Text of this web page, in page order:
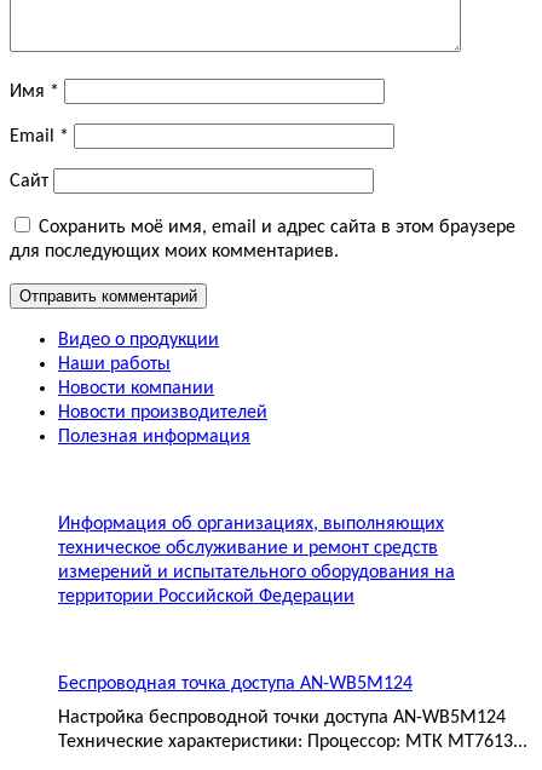
Имя *
Email *
Сайт
Сохранить моё имя, email и адрес сайта в этом браузере
для последующих моих комментариев.
Видео о продукции
Наши работы
Новости компании
Новости производителей
Полезная информация
Информация об организациях, выполняющих
техническое обслуживание и ремонт средств
измерений и испытательного оборудования на
территории Российской Федерации
Беспроводная точка доступа AN-WB5M124
Настройка беспроводной точки доступа AN-WB5M124
Технические характеристики: Процессор: МТК MT7613...